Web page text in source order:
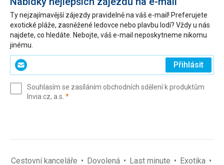
Ty nejzajímavější zájezdy pravidelně na váš e-mail! Preferujete
exotické pláže, zasněžené ledovce nebo plavbu lodí? Vždy u nás
najdete, co hledáte. Nebojte, váš e-mail neposkytneme nikomu
jinému.
Zadejte
svůj
(povinné)
Přihlásit
Souhlasím se zasíláním obchodních sdělení k produktům
Invia.cz, a.s. *(povinné)
Cestovní kanceláře Dovolená Last minute
Exotika